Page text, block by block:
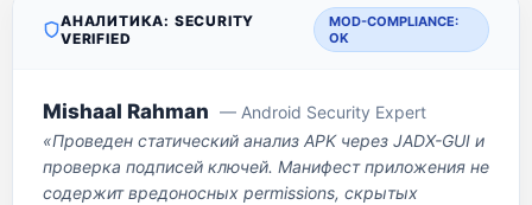
АНАЛИТИКА: SECURITY
VERIFIED
MOD-COMPLIANCE:
OK
Mishaal Rahman — Android Security Expert
«Проведен статический анализ APK через JADX-GUI и
проверка подписей ключей. Манифест приложения не
содержит вредоносных permissions, скрытых